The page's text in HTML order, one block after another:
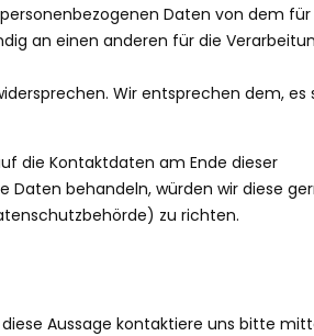
Daten von dem für
an einen anderen für die
Wir entsprechen dem, es
die Kontaktdaten am Ende dieser
Daten behandeln, würden wir diese
zu richten.
Aussage kontaktiere uns bitte